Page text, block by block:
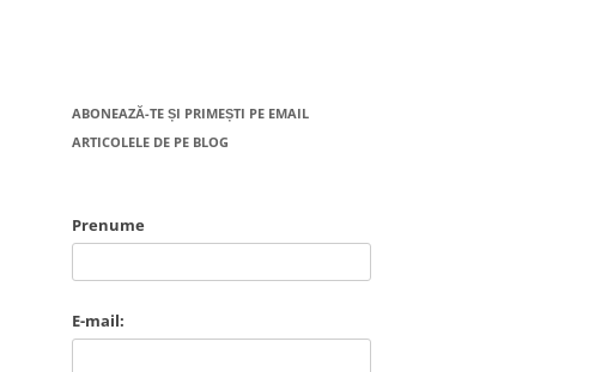
ABONEAZĂ-TE ȘI PRIMEȘTI PE EMAIL
ARTICOLELE DE PE BLOG
Prenume
E-mail: